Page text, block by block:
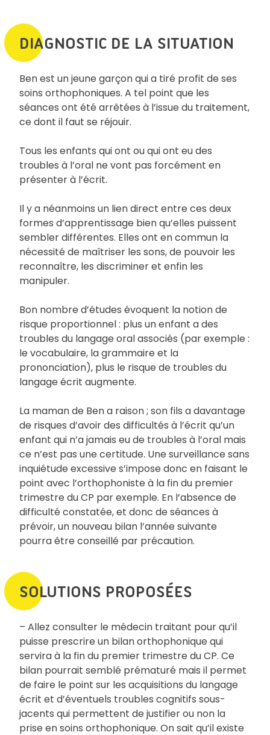
DIAGNOSTIC DE LA SITUATION
Ben est un jeune garçon qui a tiré profit de ses
soins orthophoniques. A tel point que les
séances ont été arrêtées à l’issue du traitement,
ce dont il faut se réjouir.
Tous les enfants qui ont ou qui ont eu des
troubles à l’oral ne vont pas forcément en
présenter à l’écrit.
Il y a néanmoins un lien direct entre ces deux
formes d’apprentissage bien qu’elles puissent
sembler différentes. Elles ont en commun la
nécessité de maîtriser les sons, de pouvoir les
reconnaître, les discriminer et enfin les
manipuler.
Bon nombre d’études évoquent la notion de
risque proportionnel : plus un enfant a des
troubles du langage oral associés (par exemple :
le vocabulaire, la grammaire et la
prononciation), plus le risque de troubles du
langage écrit augmente.
La maman de Ben a raison ; son fils a davantage
de risques d’avoir des difficultés à l’écrit qu’un
enfant qui n’a jamais eu de troubles à l’oral mais
ce n’est pas une certitude. Une surveillance sans
inquiétude excessive s’impose donc en faisant le
point avec l’orthophoniste à la fin du premier
trimestre du CP par exemple. En l’absence de
difficulté constatée, et donc de séances à
prévoir, un nouveau bilan l’année suivante
pourra être conseillé par précaution.
SOLUTIONS PROPOSÉES
– Allez consulter le médecin traitant pour qu’il
puisse prescrire un bilan orthophonique qui
servira à la fin du premier trimestre du CP. Ce
bilan pourrait semblé prématuré mais il permet
de faire le point sur les acquisitions du langage
écrit et d’éventuels troubles cognitifs sous-
jacents qui permettent de justifier ou non la
prise en soins orthophonique. On sait qu’il existe